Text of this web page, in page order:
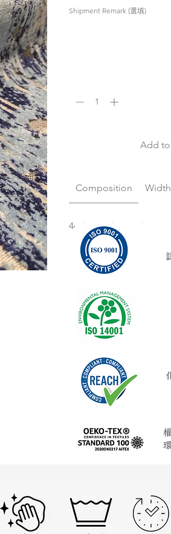
Shipment Remark (選填)
Add to
Composition Width
44%VI 30%PL 20%CO